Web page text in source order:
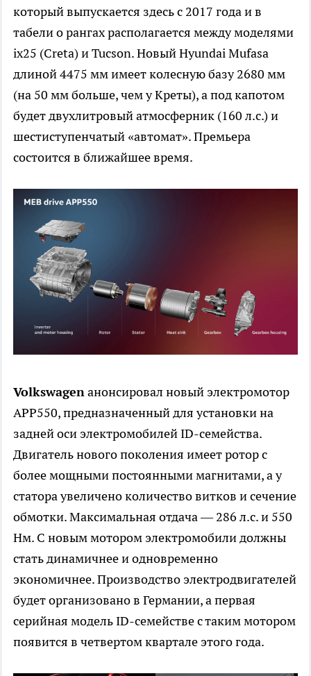
который выпускается здесь с 2017 года и в
табели о рангах располагается между моделями
ix25 (Creta) и Tucson. Новый Hyundai Mufasa
длиной 4475 мм имеет колесную базу 2680 мм
(на 50 мм больше, чем у Креты), а под капотом
будет двухлитровый атмосферник (160 л.с.) и
шестиступенчатый «автомат». Премьера
состоится в ближайшее время.
Volkswagenанонсировал новый электромотор
APP550, предназначенный для установки на
задней оси электромобилей ID-семейства.
Двигатель нового поколения имеет ротор с
более мощными постоянными магнитами, а у
статора увеличено количество витков и сечение
обмотки. Максимальная отдача — 286 л.с. и 550
Нм. С новым мотором электромобили должны
стать динамичнее и одновременно
экономичнее. Производство электродвигателей
будет организовано в Германии, а первая
серийная модель ID-семействе с таким мотором
появится в четвертом квартале этого года.